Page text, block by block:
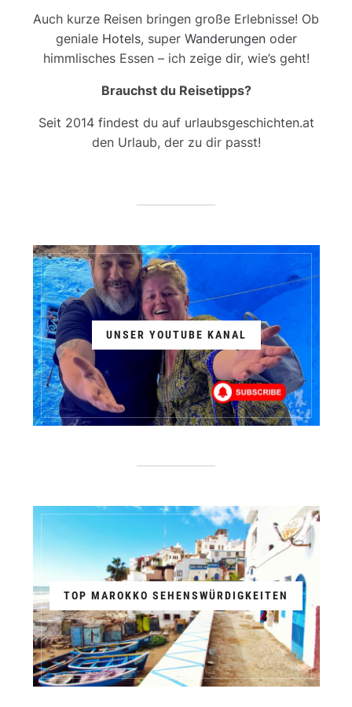
Auch kurze Reisen bringen große Erlebnisse! Ob
geniale Hotels, super Wanderungenoder
himmlisches Essen – ich zeige dir, wie’s geht!
Brauchst du Reisetipps?
Seit 2014 findest du auf urlaubsgeschichten.at
den Urlaub, der zu dir passt!
UNSER YOUTUBE KANAL
TOP MAROKKO SEHENSWÜRDIGKEITEN